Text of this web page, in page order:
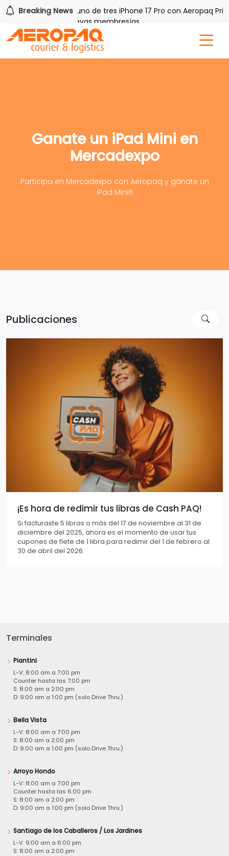
Breaking NewsGana uno de tres iPhone 17 Pro con Aeropaq Prime
por tres meses nuevas membresías
Ganate un iPad Mini en
Mercadexpo
Participa en Mercadexpo con Aeropaq y gánate un
iPad Mini!!!
Publicaciones
¡Es hora de redimir tus libras de Cash PAQ!
Si facturaste 5 libras o más del 17 de noviembre al 31 de
diciembre del 2025, ahora es el momento de usar tus
cupones de flete de 1 libra para redimir del 1 de febrero al
30 de abril del 2026.
Terminales
Piantini
L-V: 8:00 am a 7:00 pm
Counter hasta las 7:00 pm
S: 8:00 am a 2:00 pm
D: 9:00 am a 1:00 pm (solo Drive Thru.)
Bella Vista
L-V: 8:00 am a 7:00 pm
S: 8:00 am a 2:00 pm
D: 9:00 am a 1:00 pm (solo Drive Thru.)
Arroyo Hondo
L-V: 8:00 am a 7:00 pm
Counter hasta las 6:00 pm
S: 8:00 am a 2:00 pm
D: 9:00 am a 1:00 pm (solo Drive Thru.)
Santiago de los Caballeros / Los Jardines
L-V: 9:00 am a 6:00 pm
S: 8:00 am a 2:00 pm